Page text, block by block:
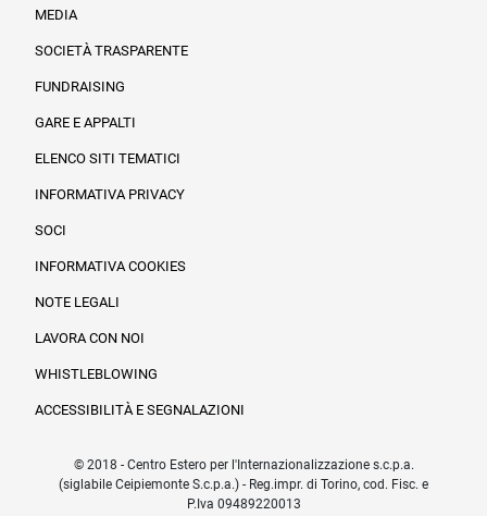
MEDIA
SOCIETÀ TRASPARENTE
FUNDRAISING
GARE E APPALTI
ELENCO SITI TEMATICI
INFORMATIVA PRIVACY
SOCI
INFORMATIVA COOKIES
NOTE LEGALI
LAVORA CON NOI
WHISTLEBLOWING
ACCESSIBILITÀ E SEGNALAZIONI
© 2018 - Centro Estero per l'Internazionalizzazione s.c.p.a.
(siglabile Ceipiemonte S.c.p.a.) - Reg.impr. di Torino, cod. Fisc. e
P.Iva 09489220013